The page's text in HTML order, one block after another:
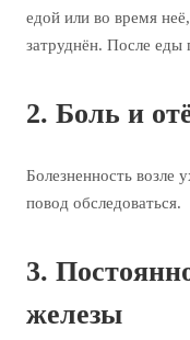
едой или во время
затруднён. После еды
2. Боль и
Болезненность
повод обследоваться.
3.
железы